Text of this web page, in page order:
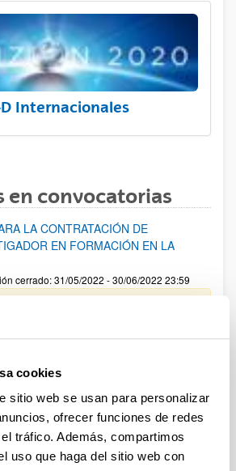
cookies
sitio web se usan para personalizar
ofrecer funciones de redes
tráfico. Además, compartimos
uso que haga del sitio web con
Internacionales
en convocatorias
LA CONTRATACIÓN DE
EN FORMACIÓN EN LA
cerrado: 31/05/2022 - 30/06/2022 23:59
infancia y vulnerabilidad
cerrado: 15/03/2023 - 05/04/2023 14:00
el 31 de marzo de 2023
Fundación Banco Sabadell